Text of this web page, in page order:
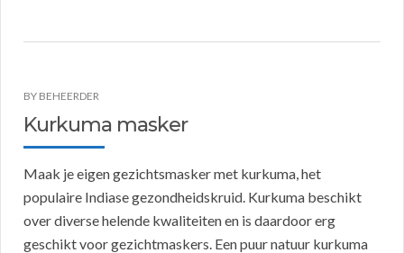
BY BEHEERDER
Kurkuma masker
Maak je eigen gezichtsmasker met kurkuma, het
populaire Indiase gezondheidskruid. Kurkuma beschikt
over diverse helende kwaliteiten en is daardoor erg
geschikt voor gezichtmaskers. Een puur natuur kurkuma